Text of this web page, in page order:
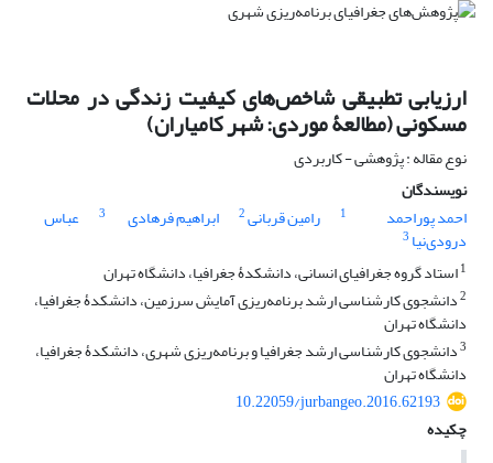
ارزیابی تطبیقی شاخص‌های کیفیت زندگی در محلات
مسکونی (مطالعۀ موردی: شهر کامیاران)
نوع مقاله : پژوهشی - کاربردی
نویسندگان
احمد پوراحمد
1 رامین قربانی2 ابراهیم فرهادی 3 عباس
درودی‌نیا 3
1استاد گروه جغرافیای انسانی، دانشکدۀ جغرافیا، دانشگاه تهران
2دانشجوی کارشناسی ارشد برنامه‌ریزی آمایش سرزمین، دانشکدۀ جغرافیا،
دانشگاه تهران
3دانشجوی کارشناسی ارشد جغرافیا و برنامه‌ریزی شهری، دانشکدۀ جغرافیا،
دانشگاه تهران
10.22059/jurbangeo.2016.62193
چکیده